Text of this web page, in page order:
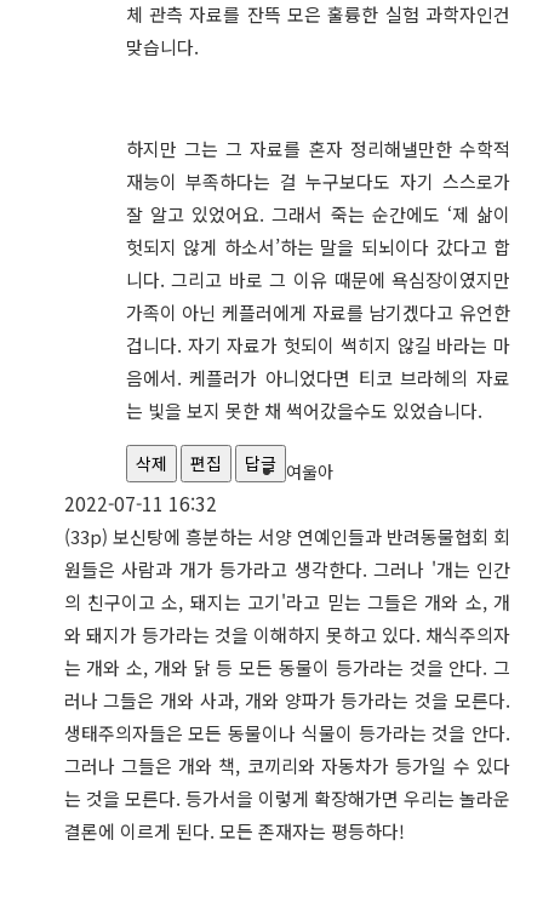
체 관측 자료를 잔뜩 모은 훌륭한 실험 과학자인건
맞습니다.
하지만 그는 그 자료를 혼자 정리해낼만한 수학적
재능이 부족하다는 걸 누구보다도 자기 스스로가
잘 알고 있었어요. 그래서 죽는 순간에도 ‘제 삶이
헛되지 않게 하소서’하는 말을 되뇌이다 갔다고 합
니다. 그리고 바로 그 이유 때문에 욕심장이였지만
가족이 아닌 케플러에게 자료를 남기겠다고 유언한
겁니다. 자기 자료가 헛되이 썩히지 않길 바라는 마
음에서. 케플러가 아니었다면 티코 브라헤의 자료
는 빛을 보지 못한 채 썩어갔을수도 있었습니다.
삭제 편집 답글 여울아
2022-07-11 16:32
(33p) 보신탕에 흥분하는 서양 연예인들과 반려동물협회 회
원들은 사람과 개가 등가라고 생각한다. 그러나 '개는 인간
의 친구이고 소, 돼지는 고기'라고 믿는 그들은 개와 소, 개
와 돼지가 등가라는 것을 이해하지 못하고 있다. 채식주의자
는 개와 소, 개와 닭 등 모든 동물이 등가라는 것을 안다. 그
러나 그들은 개와 사과, 개와 양파가 등가라는 것을 모른다.
생태주의자들은 모든 동물이나 식물이 등가라는 것을 안다.
그러나 그들은 개와 책, 코끼리와 자동차가 등가일 수 있다
는 것을 모른다. 등가서을 이렇게 확장해가면 우리는 놀라운
결론에 이르게 된다. 모든 존재자는 평등하다!